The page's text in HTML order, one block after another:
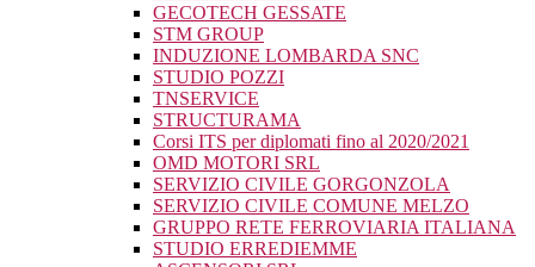
GECOTECH GESSATE
STM GROUP
INDUZIONE LOMBARDA SNC
STUDIO POZZI
TNSERVICE
STRUCTURAMA
Corsi ITS per diplomati fino al 2020/2021
OMD MOTORI SRL
SERVIZIO CIVILE GORGONZOLA
SERVIZIO CIVILE COMUNE MELZO
GRUPPO RETE FERROVIARIA ITALIANA
STUDIO ERREDIEMME